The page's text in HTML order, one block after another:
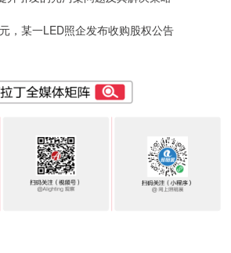
，某一LED照企发布收购股权公告